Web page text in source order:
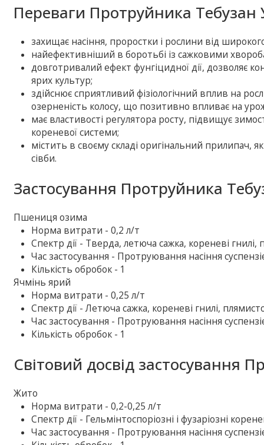
Переваги Протруйника Тебузан
захищає насіння, проростки і рослини від
найефективніший в боротьбі із сажковими
довготривалий ефект фунгіцидної дії, дозволяє
ярих культур;
здійснює сприятливий фізіологічний вплив на
озерненість колосу, що позитивно впливає на
має властивості регулятора росту, підвищує
кореневої системи;
містить в своєму складі оригінальний прилипач,
сівби.
Застосування Протруйника
Пшениця озима
Норма витрати - 0,2 л/т
Спектр дії - Тверда, летюча сажка, кореневі гнилі,
Час застосування - Протруювання насіння
Кількість обробок - 1
Ячмінь ярий
Норма витрати - 0,25 л/т
Спектр дії - Летюча сажка, кореневі гнилі,
Час застосування - Протруювання насіння
Кількість обробок - 1
Світовий досвід застосування
Жито
Норма витрати - 0,2-0,25 л/т
Спектр дії - Гельмінтоспоріозні і фузаріозні
Час застосування - Протруювання насіння